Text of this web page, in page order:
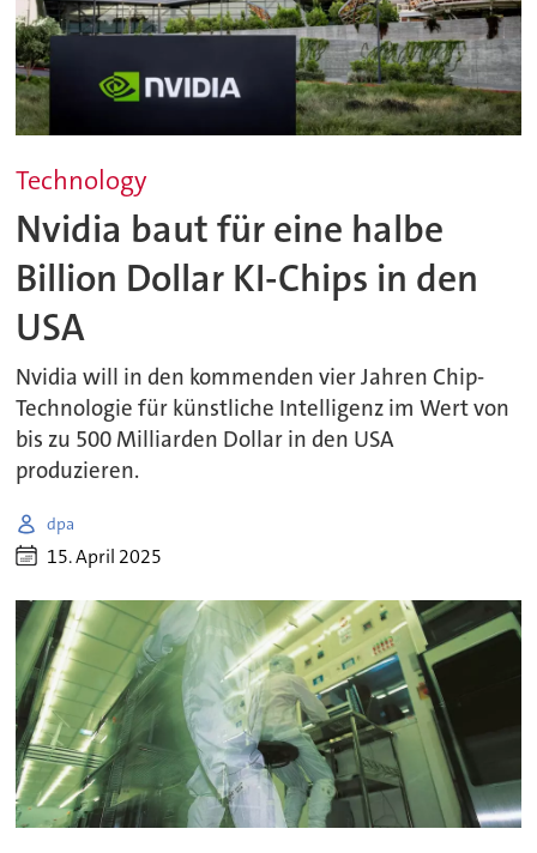
Technology
Nvidia baut für eine halbe
Billion Dollar KI-Chips in den
USA
Nvidia will in den kommenden vier Jahren Chip-
Technologie für künstliche Intelligenz im Wert von
bis zu 500 Milliarden Dollar in den USA
produzieren.
dpa
15. April 2025